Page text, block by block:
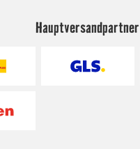
Hauptversandpartner